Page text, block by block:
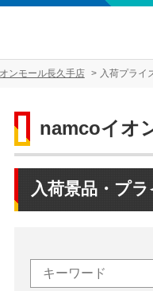
ンモール長久手店 入荷プライ
namcoイオ
入荷景品・プ